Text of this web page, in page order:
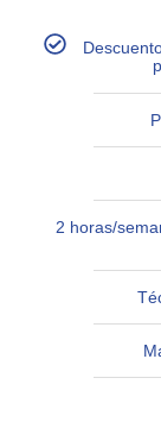
2 horas/